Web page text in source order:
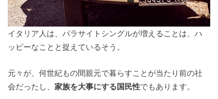
イタリア人は、パラサイトシングルが増えることは、ハ
ッピーなことと捉えているそう。
元々が、何世紀もの間親元で暮らすことが当たり前の社
会だったし、家族を大事にする国民性でもあります。